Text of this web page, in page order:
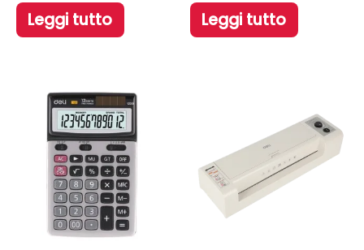
Leggi tutto Leggi tutto